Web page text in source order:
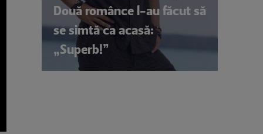
Două românce l-au făcut să
se simtă ca acasă:
„Superb!”